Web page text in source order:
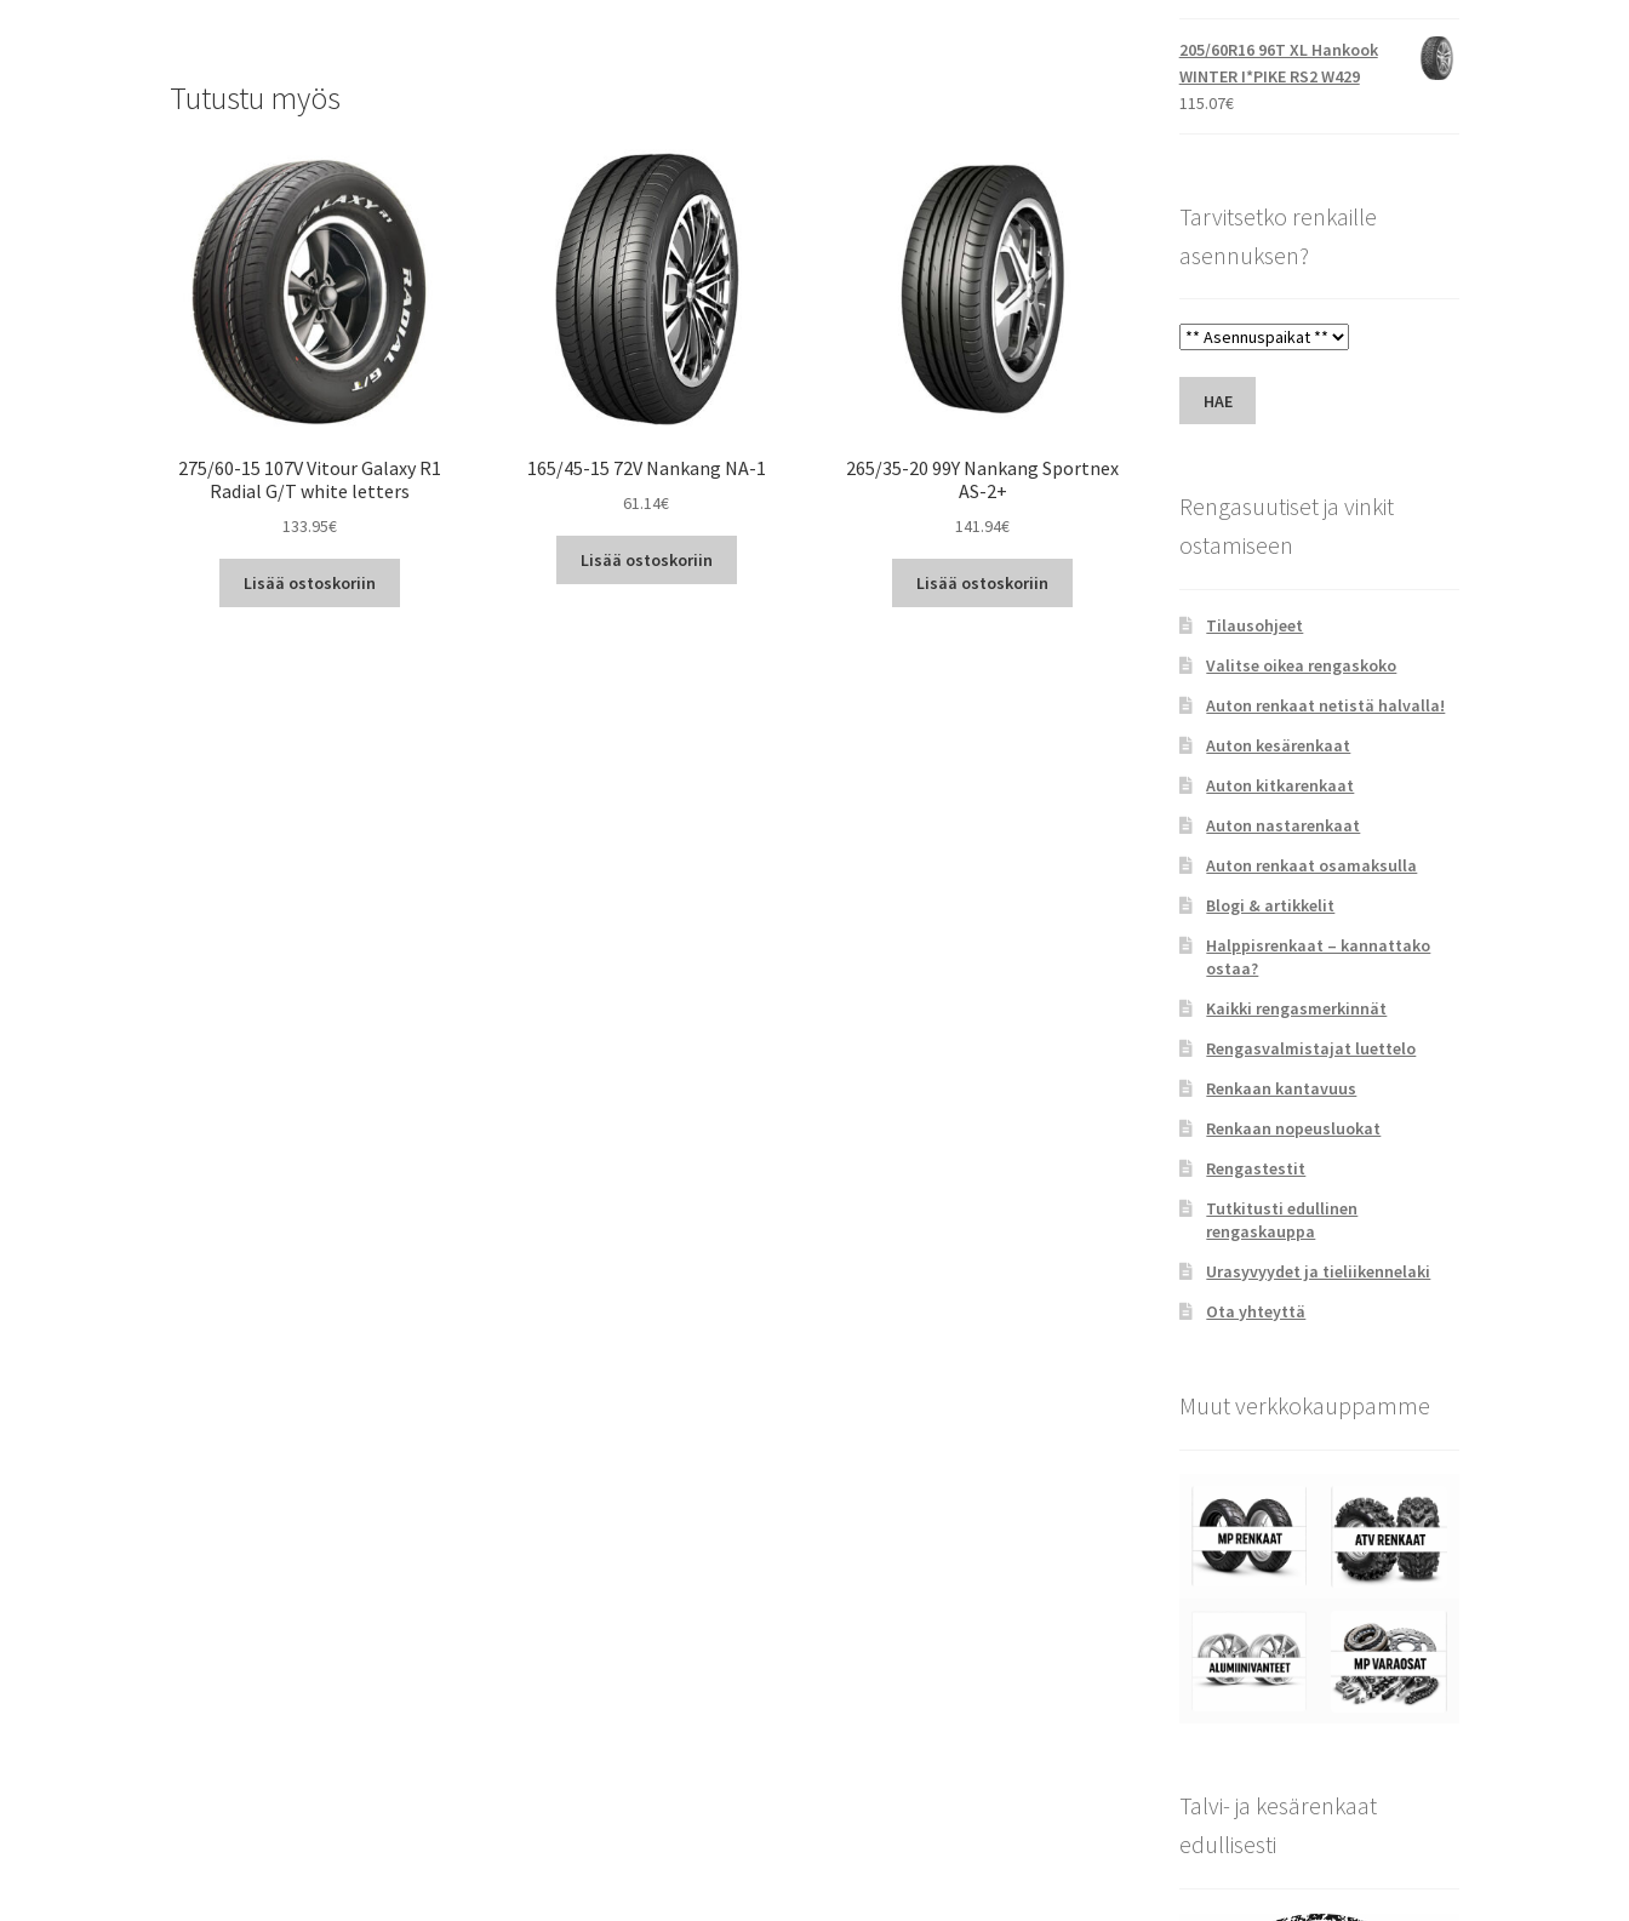
Tutustu myös
275/60-15 107V Vitour Galaxy R1
Radial G/T white letters
133.95€
Lisää ostoskoriin
165/45-15 72V Nankang NA-1
61.14€
Lisää ostoskoriin
265/35-20 99Y Nankang Sportnex
AS-2+
141.94€
Lisää ostoskoriin
205/60R16 96T XL Hankook
WINTER I*PIKE RS2 W429
115.07€
Tarvitsetko renkaille
asennuksen?
HAE
Rengasuutiset ja vinkit
ostamiseen
Tilausohjeet
Valitse oikea rengaskoko
Auton renkaat netistä halvalla!
Auton kesärenkaat
Auton kitkarenkaat
Auton nastarenkaat
Auton renkaat osamaksulla
Blogi & artikkelit
Halppisrenkaat – kannattako
ostaa?
Kaikki rengasmerkinnät
Rengasvalmistajat luettelo
Renkaan kantavuus
Renkaan nopeusluokat
Rengastestit
Tutkitusti edullinen
rengaskauppa
Urasyvyydet ja tieliikennelaki
Ota yhteyttä
Muut verkkokauppamme
Talvi- ja kesärenkaat
edullisesti